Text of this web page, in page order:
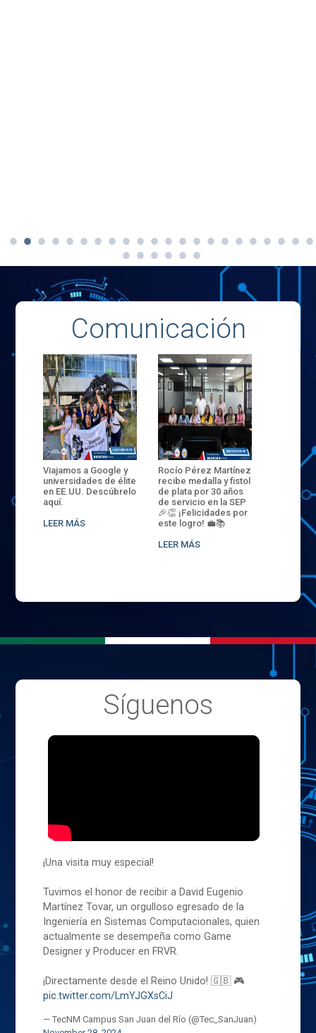
Comunicación
Viajamos a Google y
universidades de élite
en EE.UU. Descúbrelo
aquí.
LEER MÁS
Rocío Pérez Martínez
recibe medalla y fistol
de plata por 30 años
de servicio en la SEP
🎉👏 ¡Felicidades por
este logro! 💼📚
LEER MÁS
ENECB-
del
batalla.
32
sede
Síguenos
¡Una visita muy especial!
Tuvimos el honor de recibir a David Eugenio
Martínez Tovar, un orgulloso egresado de la
Ingeniería en Sistemas Computacionales, quien
actualmente se desempeña como Game
Designer y Producer en FRVR.
¡Directamente desde el Reino Unido! 🇬🇧 🎮
pic.twitter.com/LmYJGXsCiJ
— TecNM Campus San Juan del Río (@Tec_SanJuan)